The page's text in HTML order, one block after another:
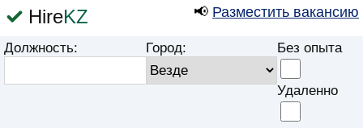
HireKZ 📢 Разместить вакансию
Должность: Город: Без опыта
Удаленно